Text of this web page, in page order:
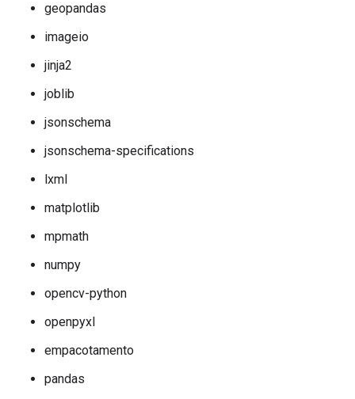
geopandas
imageio
jinja2
joblib
jsonschema
jsonschema-specifications
lxml
matplotlib
mpmath
numpy
opencv-python
openpyxl
empacotamento
pandas